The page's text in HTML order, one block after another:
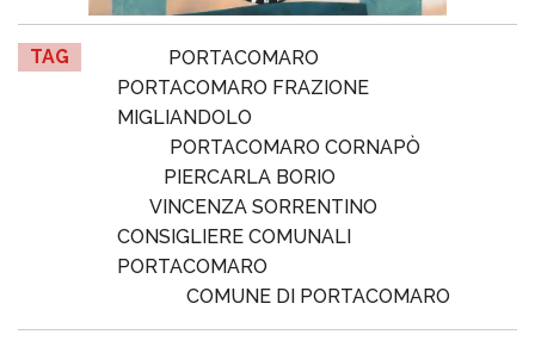
TAG
PORTACOMARO
PORTACOMARO FRAZIONE
MIGLIANDOLO
PORTACOMARO CORNAPÒ
PIERCARLA BORIO
VINCENZA SORRENTINO
CONSIGLIERE COMUNALI
PORTACOMARO
COMUNE DI PORTACOMARO